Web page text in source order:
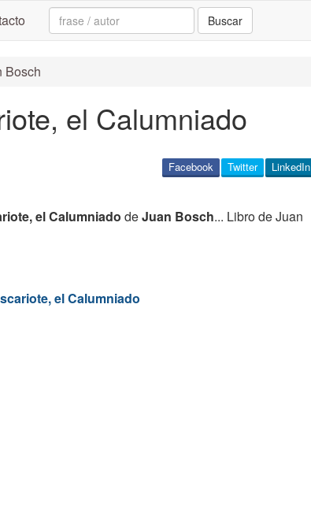
Search: Buscar
Bosch
el Calumniado
LinkedIn
Twitter
Facebook
el Calumniado deJuan Bosch... Libro de Juan
el Calumniado